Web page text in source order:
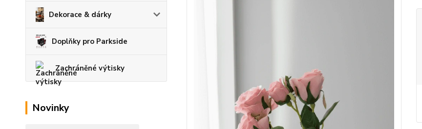
Dekorace & dárky
Doplňky pro Parkside
Zachráněné výtisky
Novinky